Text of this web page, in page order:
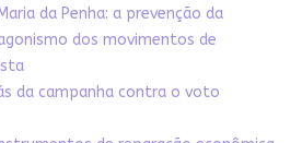
da Penha: a prevenção da
dos movimentos de
da campanha contra o voto